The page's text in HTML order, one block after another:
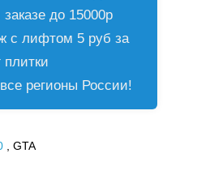
до 15000р
с лифтом 5 руб за
плитки
регионы России!
, GTA